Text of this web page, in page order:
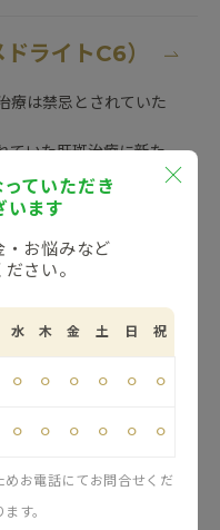
ライトC6）
療は禁忌とされていた
ていた肝斑治療に新た
線や加齢による皮膚の
ていただき
います
お悩みなど
さい。
水 木 金 土 日 祝
⚪︎ ⚪︎ ⚪︎ ⚪︎ ⚪︎ ⚪︎
⚪︎ ⚪︎ ⚪︎ ⚪︎ ⚪︎ ⚪︎
お電話にてお問合せくだ
す。